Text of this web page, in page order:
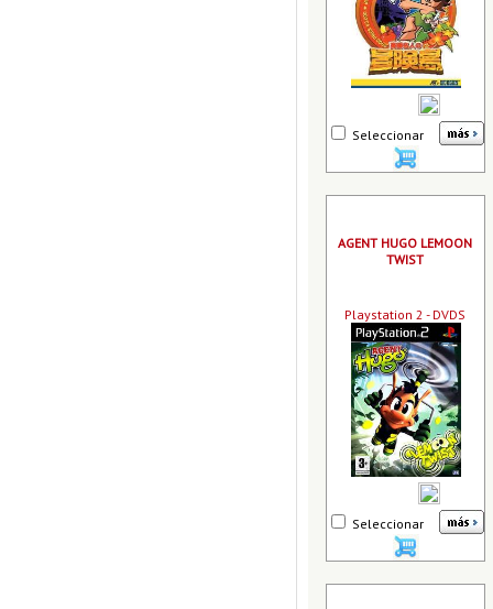
Seleccionar
AGENT HUGO LEMOON
TWIST
Playstation 2 - DVDS
Seleccionar